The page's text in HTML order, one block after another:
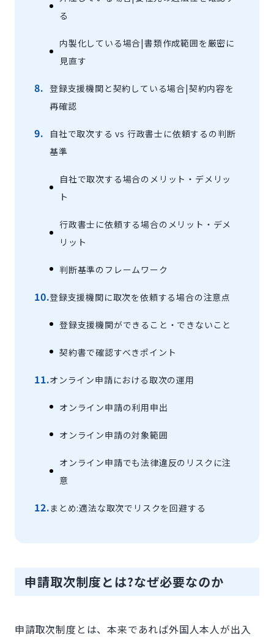
る
内製化している場合|書類作成範囲を厳密に
見直す
登録支援機関と契約している場合|契約内容を
再確認
自社で取次する vs 行政書士に依頼するの判断
基準
自社で取次する場合のメリット・デメリッ
ト
行政書士に依頼する場合のメリット・デメ
リット
判断基準のフレームワーク
登録支援機関に取次を依頼する場合の注意点
登録支援機関ができること・できないこと
契約書で確認すべきポイント
オンライン申請における取次の運用
オンライン申請の利用申出
オンライン申請の対象範囲
オンライン申請でも法律違反のリスクに注
意
まとめ:適法な取次でリスクを回避する
申請取次制度とは?なぜ必要なのか
申請取次制度とは、本来であれば外国人本人が出入